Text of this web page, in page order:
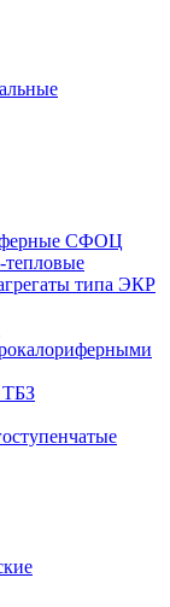
СФОЦ
типа ЭКР
ТБЗ